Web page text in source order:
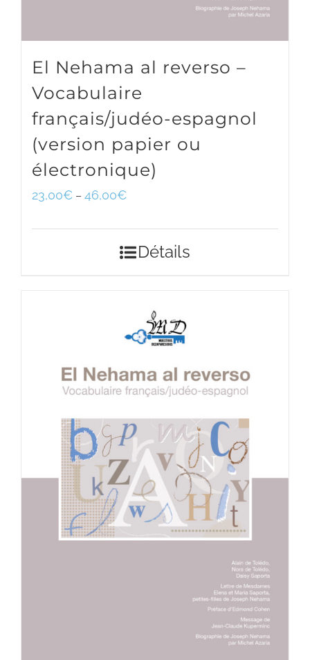
El Nehama al reverso –
Vocabulaire
français/judéo-espagnol
(version papier ou
électronique)
23,00€ – 46,00€
Détails